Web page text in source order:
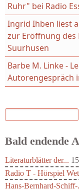
Ruhr" bei Radio
Ingrid Ihben liest
zur Eröffnung
Suurhusen
Barbe M. Linke -
Autorengespräch
Suchformular
Suche
Bald endende
Literaturblätter der...
Radio T - Hörspiel
Hans-Bernhard-Schiff-